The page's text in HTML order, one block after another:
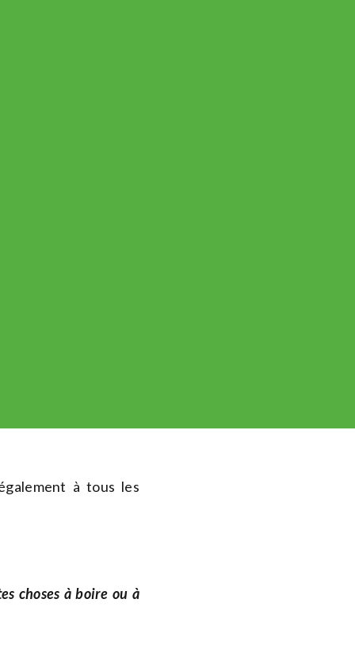
à tous les
choses à boire ou à